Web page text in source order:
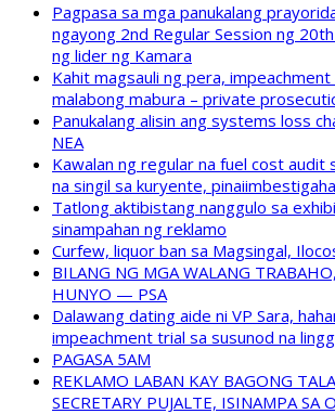
Pagpasa sa mga panukalang
ngayong 2nd Regular Session ng
ng lider ng Kamara
Kahit magsauli ng pera, impeachment
malabong mabura – private
Panukalang alisin ang systems loss
NEA
Kawalan ng regular na fuel cost audit
na singil sa kuryente,
Tatlong aktibistang nanggulo sa
sinampahan ng reklamo
Curfew, liquor ban sa Magsingal,
BILANG NG MGA WALANG
HUNYO — PSA
Dalawang dating aide ni VP Sara,
impeachment trial sa susunod na
PAGASA 5AM
REKLAMO LABAN KAY BAGONG
SECRETARY PUJALTE, ISINAMPA SA